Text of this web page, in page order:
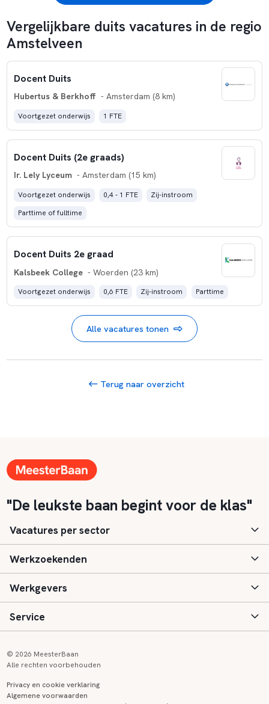
Vergelijkbare duits vacatures in de regio
Amstelveen
Docent Duits
Hubertus & Berkhoff - Amsterdam (8 km)
Voortgezet onderwijs 1 FTE
Docent Duits (2e graads)
Ir. Lely Lyceum - Amsterdam (15 km)
Voortgezet onderwijs 0,4 - 1 FTE
Zij-instroom
Parttime of fulltime
Docent Duits 2e graad
Kalsbeek College - Woerden (23 km)
Voortgezet onderwijs 0,6 FTE Zij-instroom Parttime
Alle vacatures tonen
Terug naar overzicht
"De leukste baan begint voor de klas"
Vacatures per sector
Basisonderwijs
Speciaal (basis) onderwijs
Voortgezet onderwijs
Werkzoekenden
Aanmelden
Vacatures
Werkgevers
Inloggen
Service
© 2026 MeesterBaan
Alle rechten voorbehouden
Privacy en cookie verklaring
Algemene voorwaarden